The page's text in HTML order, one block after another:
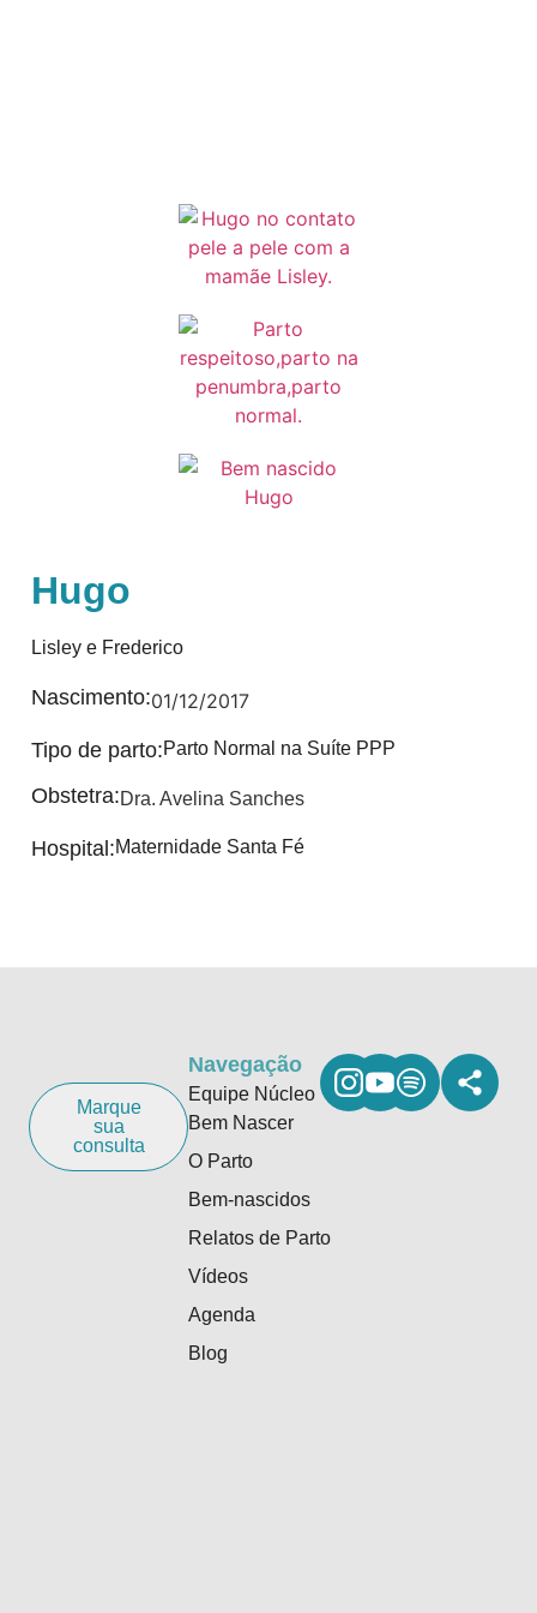
Hugo
Lisley e Frederico
Nascimento:01/12/2017
Tipo de parto:Parto Normal na Suíte PPP
Obstetra:Dra. Avelina Sanches
Hospital:Maternidade Santa Fé
Marque
sua
consulta
Navegação
Equipe Núcleo
Bem Nascer
O Parto
Bem-nascidos
Relatos de Parto
Vídeos
Agenda
Blog